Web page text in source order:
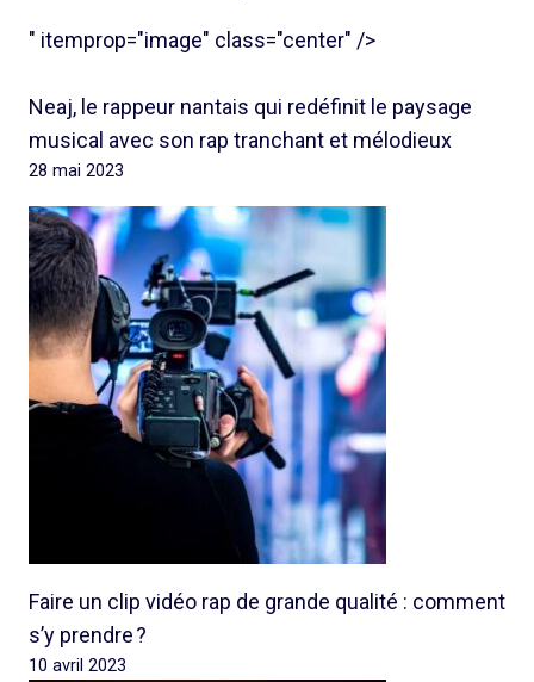
" itemprop="image" class="center" />
Neaj, le rappeur nantais qui redéfinit le paysage
musical avec son rap tranchant et mélodieux
28 mai 2023
Faire un clip vidéo rap de grande qualité : comment
s’y prendre ?
10 avril 2023